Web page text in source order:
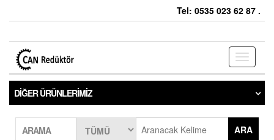
Tel: 0535 023 62 87 .
Toggle
DIĞER ÜRÜNLERIMIZ
ARAMA ARA